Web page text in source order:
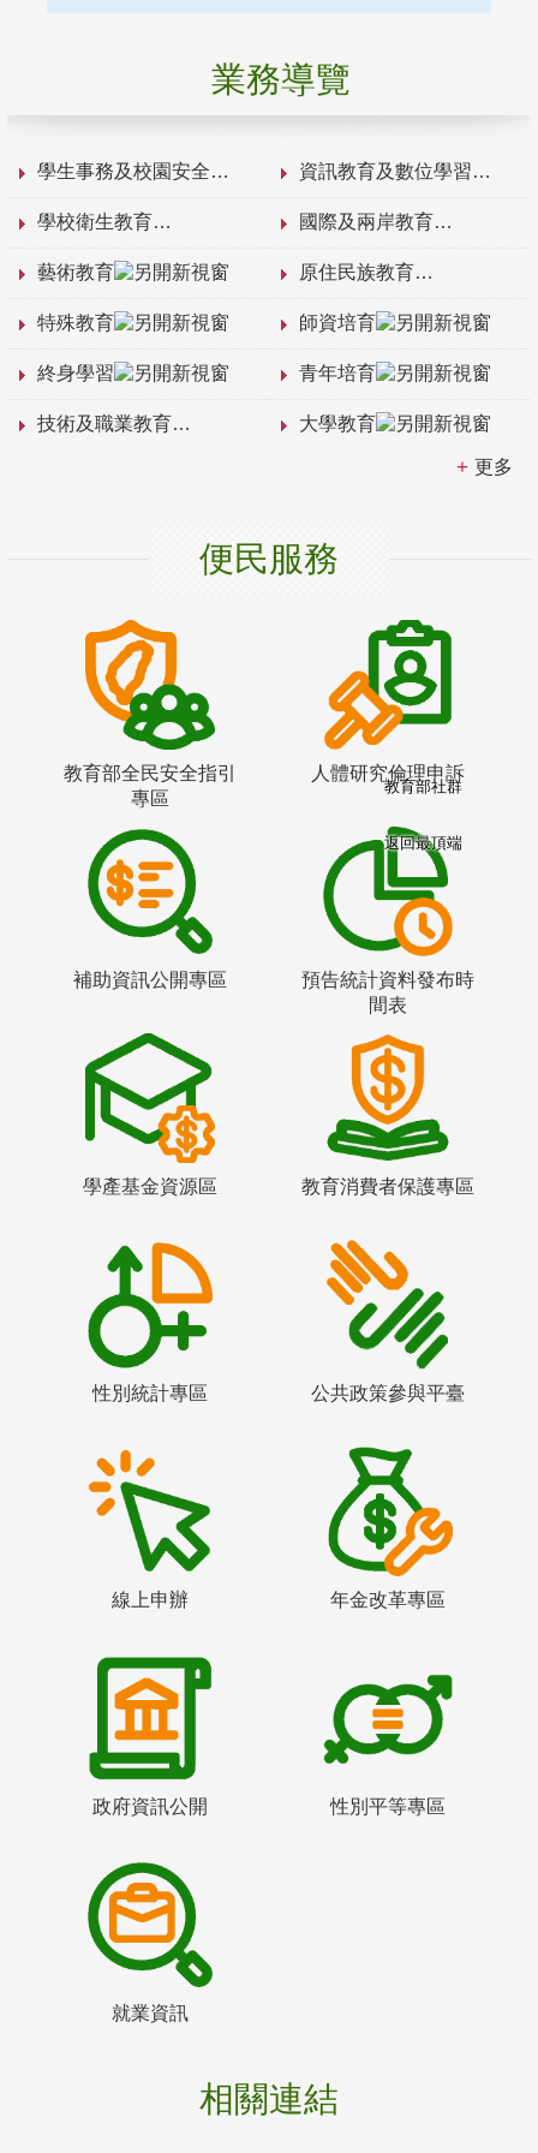
業務導覽
學生事務及校園安全 資訊教育及數位學習
學校衛生教育 國際及兩岸教育
藝術教育 原住民族教育
特殊教育 師資培育
終身學習 青年培育
技術及職業教育 大學教育
更多
便民服務
教育部全民安全指引
專區
人體研究倫理申訴
補助資訊公開專區
預告統計資料發布時
間表
學產基金資源區 教育消費者保護專區
性別統計專區 公共政策參與平臺
線上申辦 年金改革專區
政府資訊公開 性別平等專區
就業資訊
相關連結
教育部社群
返回最頂端